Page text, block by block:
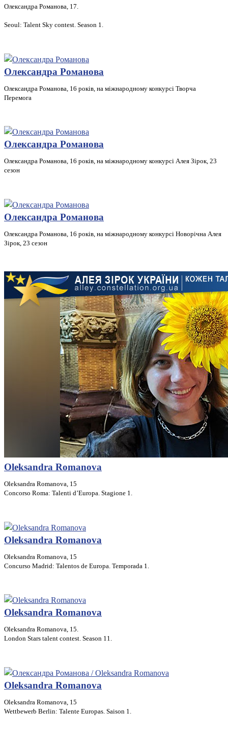
Олександра Романова, 17.
Seoul: Talent Sky contest. Season 1.
Олександра Романова
Олександра Романова, 16 років, на міжнародному конкурсі Творча
Перемога
Олександра Романова
Олександра Романова, 16 років, на міжнародному конкурсі Алея Зірок, 23
сезон
Олександра Романова
Олександра Романова, 16 років, на міжнародному конкурсі Новорічна Алея
Зірок, 23 сезон
Oleksandra Romanova
Oleksandra Romanova, 15
Concorso Roma: Talenti d’Europa. Stagione 1.
Oleksandra Romanova
Oleksandra Romanova, 15
Concurso Madrid: Talentos de Europa. Temporada 1.
Oleksandra Romanova
Oleksandra Romanova, 15.
London Stars talent contest. Season 11.
Oleksandra Romanova
Oleksandra Romanova, 15
Wettbewerb Berlin: Talente Europas. Saison 1.